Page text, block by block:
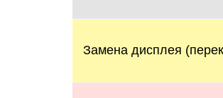
Замена дисплея